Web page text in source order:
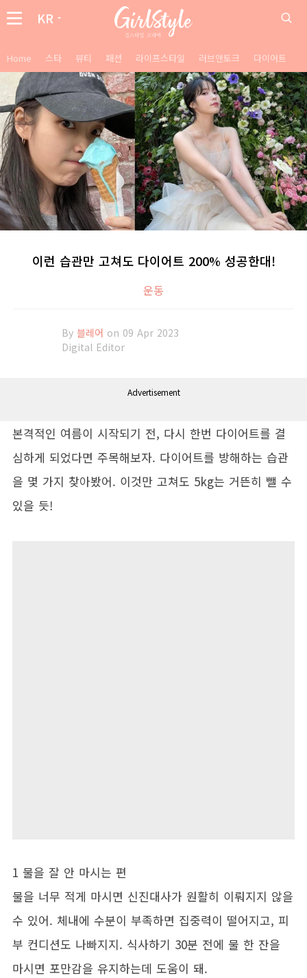
KR
Home 스타 뷰티 패션 라이프스타일 러브앤토크 다이어트
이런 습관만 고쳐도 다이어트 200% 성공한대!
운동
By 블레어 on 09 Apr 2023
Digital Editor
Advertisement
본격적인 여름이 시작되기 전, 다시 한번 다이어트를 결
심하게 되었다면 주목해보자. 다이어트를 방해하는 습관
을 몇 가지 찾아봤어. 이것만 고쳐도 5kg는 거뜬히 뺄 수
있을 듯!
1 물을 잘 안 마시는 편
물을 너무 적게 마시면 신진대사가 원활히 이뤄지지 않을
수 있어. 체내에 수분이 부족하면 집중력이 떨어지고, 피
부 컨디션도 나빠지지. 식사하기 30분 전에 물 한 잔을
마시면 포만감을 유지하는데 도움이 돼.